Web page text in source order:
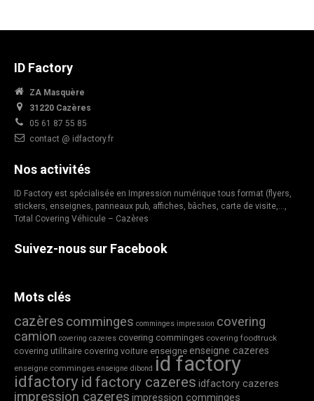
ID Factory
ZA Masquère
31220 Cazères
05 61 87 55 85
contact @ idfactory.fr
Nos activités
ID Factory est spécialisée en Impression numérique tous format (flyers,
stickers, enseignes, panneaux pub, affiches, bâches, carte de visite,…,
Total Covering Véhicule – Cazères
Suivez-nous sur Facebook
Mots clés
cazères comminges comminges impression covering
camion covering cazeres covering comminges covering foodtruck
covering utilitaire covering voiture enseigne enseigne cazeres
enseigne comminges enseigne dibond id factory
idfactory id factory cazeres idfactory cazeres
impression cazeres impression comminges